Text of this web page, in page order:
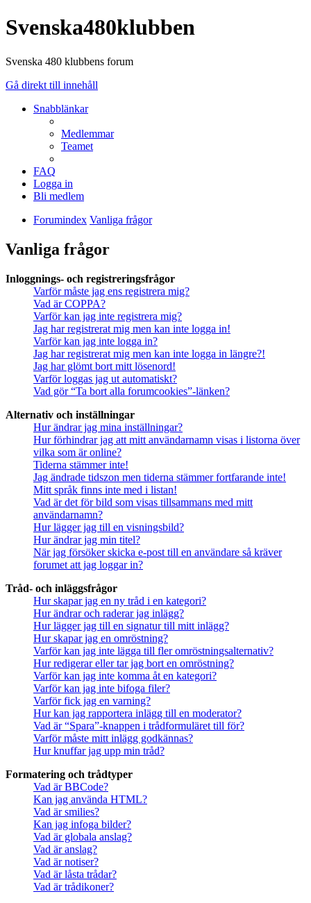
Svenska480klubben
Svenska 480 klubbens forum
Gå direkt till innehåll
Snabblänkar
Medlemmar
Teamet
FAQ
Logga in
Bli medlem
Forumindex Vanliga frågor
Vanliga frågor
Inloggnings- och registreringsfrågor
Varför måste jag ens registrera mig?
Vad är COPPA?
Varför kan jag inte registrera mig?
Jag har registrerat mig men kan inte logga in!
Varför kan jag inte logga in?
Jag har registrerat mig men kan inte logga in längre?!
Jag har glömt bort mitt lösenord!
Varför loggas jag ut automatiskt?
Vad gör “Ta bort alla forumcookies”-länken?
Alternativ och inställningar
Hur ändrar jag mina inställningar?
Hur förhindrar jag att mitt användarnamn visas i listorna över
vilka som är online?
Tiderna stämmer inte!
Jag ändrade tidszon men tiderna stämmer fortfarande inte!
Mitt språk finns inte med i listan!
Vad är det för bild som visas tillsammans med mitt
användarnamn?
Hur lägger jag till en visningsbild?
Hur ändrar jag min titel?
När jag försöker skicka e-post till en användare så kräver
forumet att jag loggar in?
Tråd- och inläggsfrågor
Hur skapar jag en ny tråd i en kategori?
Hur ändrar och raderar jag inlägg?
Hur lägger jag till en signatur till mitt inlägg?
Hur skapar jag en omröstning?
Varför kan jag inte lägga till fler omröstningsalternativ?
Hur redigerar eller tar jag bort en omröstning?
Varför kan jag inte komma åt en kategori?
Varför kan jag inte bifoga filer?
Varför fick jag en varning?
Hur kan jag rapportera inlägg till en moderator?
Vad är “Spara”-knappen i trådformuläret till för?
Varför måste mitt inlägg godkännas?
Hur knuffar jag upp min tråd?
Formatering och trådtyper
Vad är BBCode?
Kan jag använda HTML?
Vad är smilies?
Kan jag infoga bilder?
Vad är globala anslag?
Vad är anslag?
Vad är notiser?
Vad är låsta trådar?
Vad är trådikoner?